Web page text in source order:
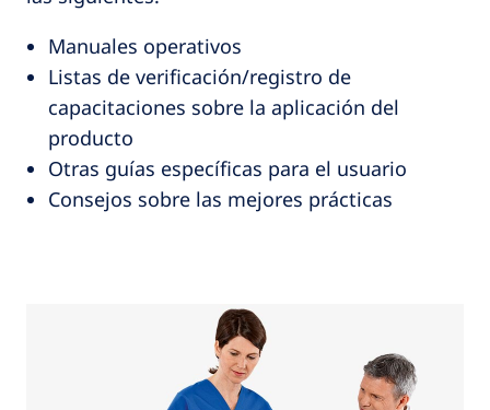
Manuales operativos
Listas de verificación/registro de
capacitaciones sobre la aplicación del
producto
Otras guías específicas para el usuario
Consejos sobre las mejores prácticas